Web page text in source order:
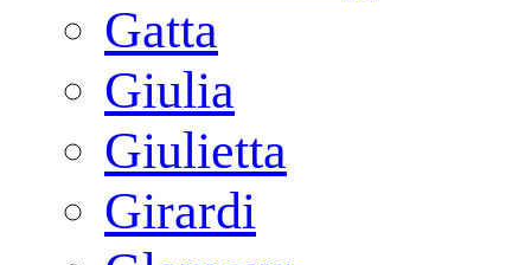
Gatta
Giulia
Giulietta
Girardi